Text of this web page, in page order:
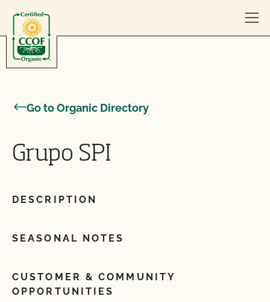
Go to Organic Directory
Grupo SPI
DESCRIPTION
SEASONAL NOTES
CUSTOMER & COMMUNITY
OPPORTUNITIES